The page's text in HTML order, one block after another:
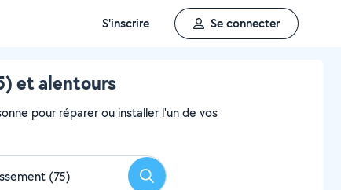
S'inscrire Se connecter
et alentours
pour réparer ou installer l'un de vos
Rechercher